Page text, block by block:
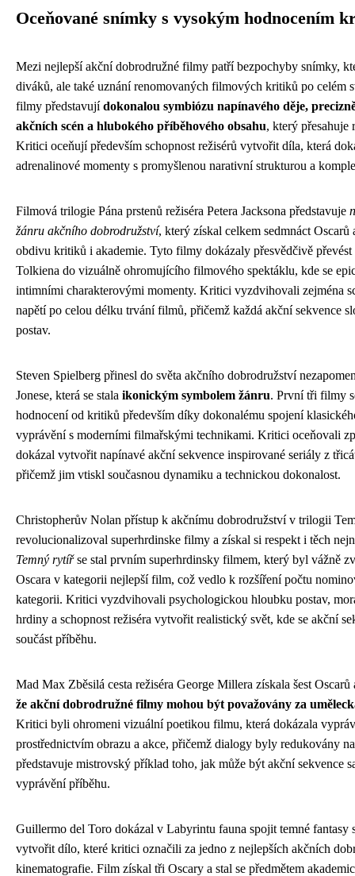
Oceňované snímky s vysokým hodnocením
Mezi nejlepší akční dobrodružné filmy patří bezpochyby snímky,
diváků, ale také uznání renomovaných filmových kritiků po celém
filmy představujídokonalou symbiózu napínavého děje,
akčních scén a hlubokého příběhového obsahu, který přesahuje
Kritici oceňují především schopnost režisérů vytvořit díla, která
adrenalinové momenty s promyšlenou narativní strukturou a
Filmová trilogie Pána prstenů režiséra Petera Jacksona představuje
žánru akčního dobrodružství, který získal celkem sedmnáct Oscarů
obdivu kritiků i akademie. Tyto filmy dokázaly přesvědčivě
Tolkiena do vizuálně ohromujícího filmového spektáklu, kde se
intimními charakterovými momenty. Kritici vyzdvihovali zejména
napětí po celou délku trvání filmů, přičemž každá akční sekvence
postav.
Steven Spielberg přinesl do světa akčního dobrodružství
Jonese, která se stala ikonickým symbolem žánru. První tři filmy
hodnocení od kritiků především díky dokonalému spojení
vyprávění s moderními filmařskými technikami. Kritici oceňovali
dokázal vytvořit napínavé akční sekvence inspirované seriály z
přičemž jim vtiskl současnou dynamiku a technickou dokonalost.
Christopherův Nolan přístup k akčnímu dobrodružství v trilogii
revolucionalizoval superhrdinske filmy a získal si respekt i těch
Temný rytířse stal prvním superhrdinsky filmem, který byl vážně
Oscara v kategorii nejlepší film, což vedlo k rozšíření počtu
kategorii. Kritici vyzdvihovali psychologickou hloubku postav,
hrdiny a schopnost režiséra vytvořit realistický svět, kde se akční
součást příběhu.
Mad Max Zběsilá cesta režiséra George Millera získala šest Oscarů
že akční dobrodružné filmy mohou být považovány za
Kritici byli ohromeni vizuální poetikou filmu, která dokázala
prostřednictvím obrazu a akce, přičemž dialogy byly redukovány
představuje mistrovský příklad toho, jak může být akční sekvence
vyprávění příběhu.
Guillermo del Toro dokázal v Labyrintu fauna spojit temné fantasy
vytvořit dílo, které kritici označili za jedno z nejlepších akčních
kinematografie. Film získal tři Oscary a stal se předmětem